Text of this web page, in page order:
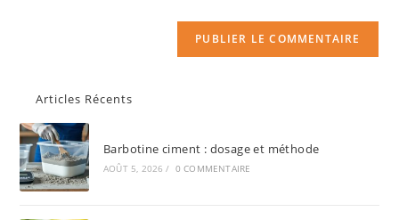
Articles Récents
Barbotine ciment : dosage et méthode
AOÛT 5, 2026 / 0 COMMENTAIRE